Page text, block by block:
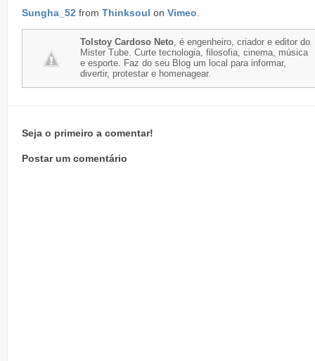
Sungha_52 from Thinksoul on Vimeo
Tolstoy Cardoso Neto, é engenheiro, criador e editor do
Mister Tube. Curte tecnologia, filosofia, cinema, música
e esporte. Faz do seu Blog um local para informar,
divertir, protestar e homenagear.
Seja o primeiro a comentar!
Postar um comentário